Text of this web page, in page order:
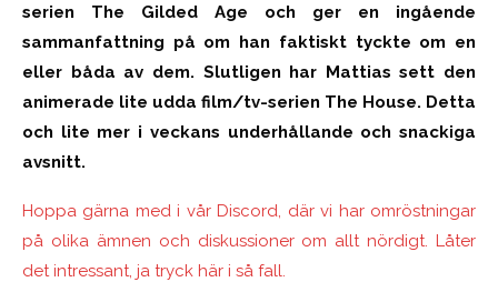
serien The Gilded Age och ger en ingående
sammanfattning på om han faktiskt tyckte om en
eller båda av dem. Slutligen har Mattias sett den
animerade lite udda film/tv-serien The House. Detta
och lite mer i veckans underhållande och snackiga
avsnitt.
Hoppa gärna med i vår Discord, där vi har omröstningar
på olika ämnen och diskussioner om allt nördigt. Låter
det intressant, ja tryck här i så fall.